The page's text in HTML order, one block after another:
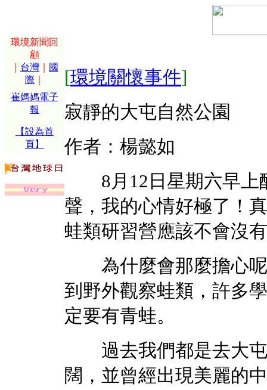
環境新聞回
顧
台灣
國
際
崔媽媽電子
報
【設為首
頁】
[環境關懷事件]
寂靜的大屯自然公園
作者：楊懿如
8月12日星期六早上
聲，我的心情好極了！
蛙類研習營應該不會沒
為什麼會那麼擔心呢
到野外觀察蛙類，許多
定要有青蛙。
過去我們都是去大屯
闊，並曾經出現美麗的